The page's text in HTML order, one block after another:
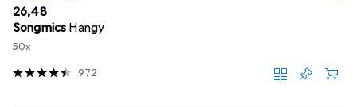
EUR
26,48
Songmics Hangy
50x
972